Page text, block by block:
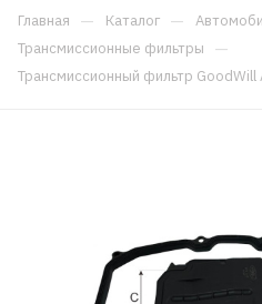
Главная — Каталог —
Трансмиссионные фильтры —
Трансмиссионный фильтр GoodWill